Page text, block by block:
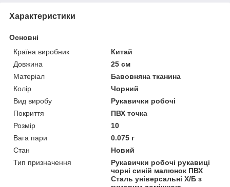
Характеристики
Основні
Країна виробник
Китай
Довжина
25 см
Матеріал
Бавовняна тканина
Колір
Чорний
Вид виробу
Рукавички робочі
Покриття
ПВХ точка
Розмір
10
Вага пари
0.075 г
Стан
Новий
Тип призначення
Рукавички робочі рукавиці
чорні синій малюнок ПВХ
Сталь універсальні X/Б з